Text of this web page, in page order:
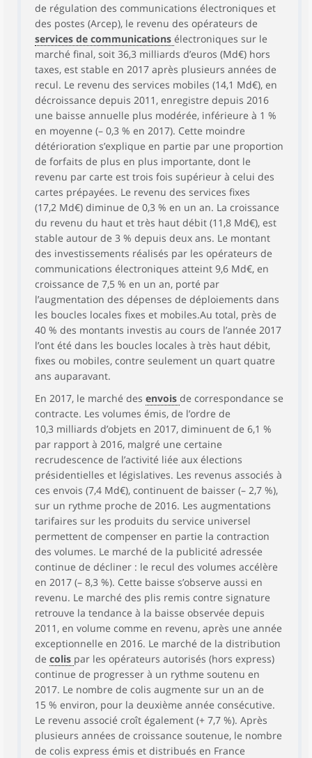
de régulation des communications électroniques et
des postes (Arcep), le revenu des opérateurs de
services de communications électroniques sur le
marché final, soit 36,3 milliards d’euros (Md€) hors
taxes, est stable en 2017 après plusieurs années de
recul. Le revenu des services mobiles (14,1 Md€), en
décroissance depuis 2011, enregistre depuis 2016
une baisse annuelle plus modérée, inférieure à 1 %
en moyenne (– 0,3 % en 2017). Cette moindre
détérioration s’explique en partie par une proportion
de forfaits de plus en plus importante, dont le
revenu par carte est trois fois supérieur à celui des
cartes prépayées. Le revenu des services fixes
(17,2 Md€) diminue de 0,3 % en un an. La croissance
du revenu du haut et très haut débit (11,8 Md€), est
stable autour de 3 % depuis deux ans. Le montant
des investissements réalisés par les opérateurs de
communications électroniques atteint 9,6 Md€, en
croissance de 7,5 % en un an, porté par
l’augmentation des dépenses de déploiements dans
les boucles locales fixes et mobiles.Au total, près de
40 % des montants investis au cours de l’année 2017
l’ont été dans les boucles locales à très haut débit,
fixes ou mobiles, contre seulement un quart quatre
ans auparavant.
En 2017, le marché des envois de correspondance se
contracte. Les volumes émis, de l’ordre de
10,3 milliards d’objets en 2017, diminuent de 6,1 %
par rapport à 2016, malgré une certaine
recrudescence de l’activité liée aux élections
présidentielles et législatives. Les revenus associés à
ces envois (7,4 Md€), continuent de baisser (– 2,7 %),
sur un rythme proche de 2016. Les augmentations
tarifaires sur les produits du service universel
permettent de compenser en partie la contraction
des volumes. Le marché de la publicité adressée
continue de décliner : le recul des volumes accélère
en 2017 (– 8,3 %). Cette baisse s’observe aussi en
revenu. Le marché des plis remis contre signature
retrouve la tendance à la baisse observée depuis
2011, en volume comme en revenu, après une année
exceptionnelle en 2016. Le marché de la distribution
de colis par les opérateurs autorisés (hors express)
continue de progresser à un rythme soutenu en
2017. Le nombre de colis augmente sur un an de
15 % environ, pour la deuxième année consécutive.
Le revenu associé croît également (+ 7,7 %). Après
plusieurs années de croissance soutenue, le nombre
de colis express émis et distribués en France